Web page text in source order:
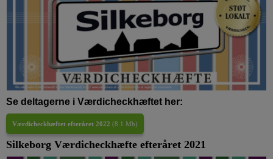
Se deltagerne i Værdicheckhæftet her:
Værdicheckhæftet efteråret 2022 (8.1 Mb)
Silkeborg Værdicheckhæfte efteråret 2021